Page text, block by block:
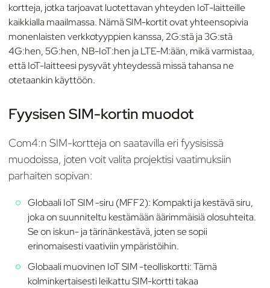
kortteja, jotka tarjoavat luotettavan yhteyden IoT-laitteille
kaikkialla maailmassa. Nämä SIM-kortit ovat yhteensopivia
monenlaisten verkkotyyppien kanssa, 2G:stä ja 3G:stä
4G:hen, 5G:hen, NB-IoT:hen ja LTE-M:ään, mikä varmistaa,
että IoT-laitteesi pysyvät yhteydessä missä tahansa ne
otetaankin käyttöön.
Fyysisen SIM-kortin muodot
Com4:n SIM-kortteja on saatavilla eri fyysisissä
muodoissa, joten voit valita projektisi vaatimuksiin
parhaiten sopivan:
Globaali IoT SIM -siru (MFF2): Kompakti ja kestävä siru,
joka on suunniteltu kestämään äärimmäisiä olosuhteita.
Se on iskun- ja tärinänkestävä, joten se sopii
erinomaisesti vaativiin ympäristöihin.
Globaali muovinen IoT SIM -teolliskortti: Tämä
kolminkertaisesti leikattu SIM-kortti takaa